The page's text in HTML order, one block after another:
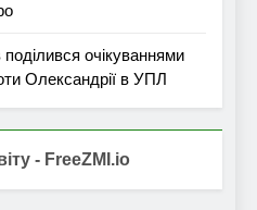
очікуваннями
Олександрії в УПЛ
- FreeZMI.io